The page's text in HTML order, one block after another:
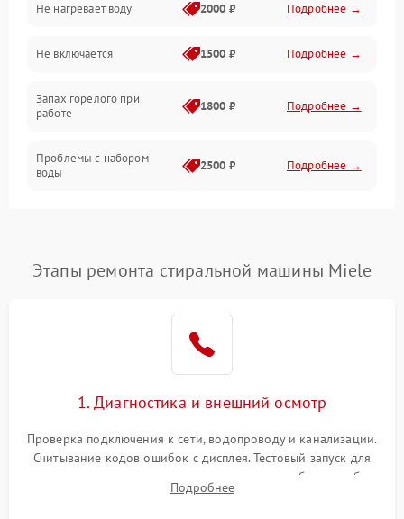
Программное обеспечение
Не нагревает воду 2000 ₽ Подробнее →
Не включается 1500 ₽ Подробнее →
Запах горелого при
работе
1800 ₽ Подробнее →
Проблемы с набором
воды
2500 ₽ Подробнее →
Замена платы управления Подробнее →
Этапы ремонта стиральной машины Miele
1. Диагностика и внешний осмотр
Проверка подключения к сети, водопроводу и канализации.
Считывание кодов ошибок с дисплея. Тестовый запуск для
выявления посторонних шумов, протечек или сбоев в работе
электронного модуля управления.
Подробнее